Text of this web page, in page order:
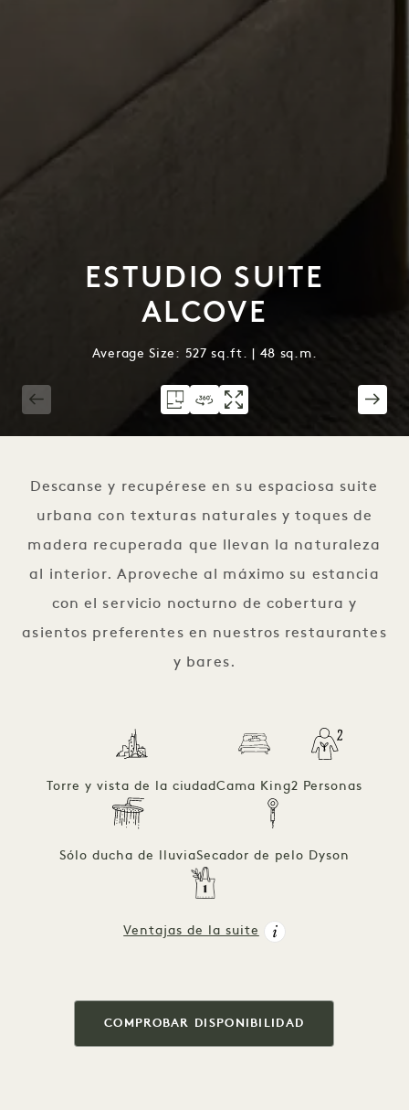
ESTUDIO SUITE
ALCOVE
Average Size: 527 sq.ft. | 48 sq.m.
Descanse y recupérese en su espaciosa suite
urbana con texturas naturales y toques de
madera recuperada que llevan la naturaleza
al interior. Aproveche al máximo su estancia
con el servicio nocturno de cobertura y
asientos preferentes en nuestros restaurantes
y bares.
Torre y vista de la ciudadCama King2 Personas
Sólo ducha de lluviaSecador de pelo Dyson
Ventajas de la suite
COMPROBAR DISPONIBILIDAD